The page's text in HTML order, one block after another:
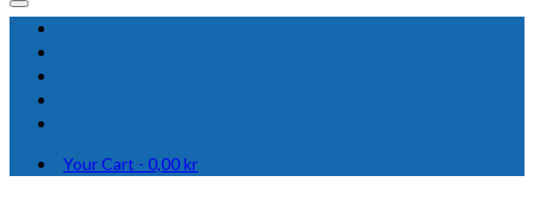
Your Cart - 0,00kr